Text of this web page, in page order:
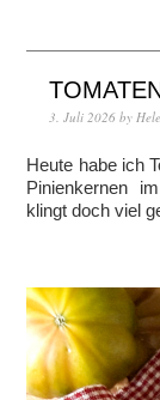
3. Juli 2026 by
Heute habe ich
Pinienkernen
klingt doch viel